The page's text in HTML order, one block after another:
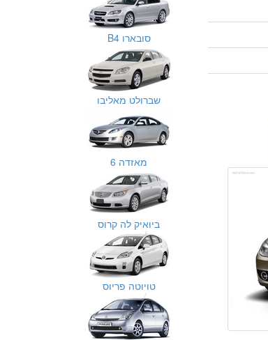
סובארו B4
שברולט מאליבו
מאזדה 6
ביואיק לה קרוס
טויוטה פריוס